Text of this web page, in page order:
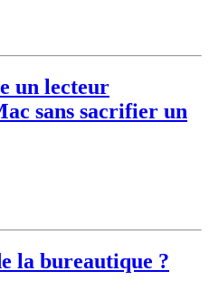
un lecteur
sans sacrifier un
la bureautique ?